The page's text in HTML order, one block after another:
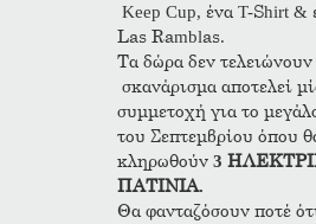
Keep Cup, ένα T-Shirt &
Las Ramblas.
Τα δώρα δεν
σκανάρισμα αποτελεί
συμμετοχή για το
του Σεπτεμβρίου όπου
κληρωθούν 3
ΠΑΤΙΝΙΑ.
Θα φανταζόσουν ποτέ